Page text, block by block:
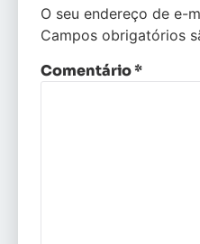
O seu endereço de e-
Campos obrigatórios
Comentário*